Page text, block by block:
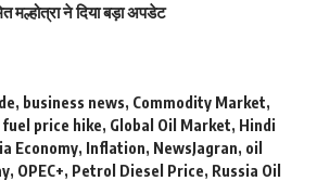
मल्होत्रा ने दिया बड़ा अपडेट
, business news, Commodity Market,
fuel price hike, Global Oil Market, Hindi
Economy, Inflation, NewsJagran, oil
, OPEC+, Petrol Diesel Price, Russia Oil